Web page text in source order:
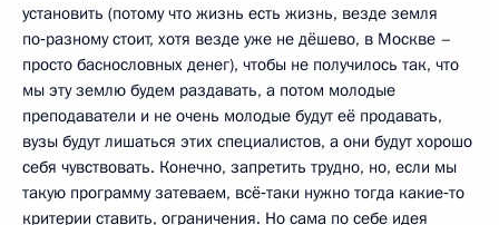
установить (потому что жизнь есть жизнь, везде земля
по‑разному стоит, хотя везде уже не дёшево, в Москве –
просто баснословных денег), чтобы не получилось так, что
мы эту землю будем раздавать, а потом молодые
преподаватели и не очень молодые будут её продавать,
вузы будут лишаться этих специалистов, а они будут хорошо
себя чувствовать. Конечно, запретить трудно, но, если мы
такую программу затеваем, всё‑таки нужно тогда какие‑то
критерии ставить, ограничения. Но сама по себе идея